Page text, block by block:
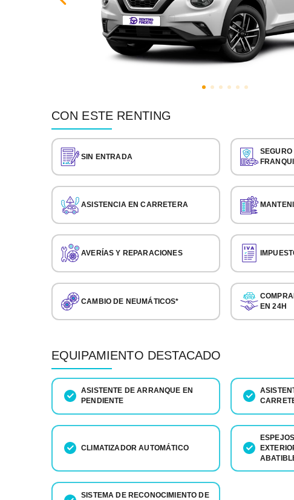
CON ESTE RENTING
SIN ENTRADA
SEGURO
ASISTENCIA EN CARRETERA
AVERÍAS Y REPARACIONES
CAMBIO DE NEUMÁTICOS*
EN 24H
EQUIPAMIENTO DESTACADO
ASISTENTE DE ARRANQUE EN
PENDIENTE
CLIMATIZADOR AUTOMÁTICO
SISTEMA DE RECONOCIMIENTO DE